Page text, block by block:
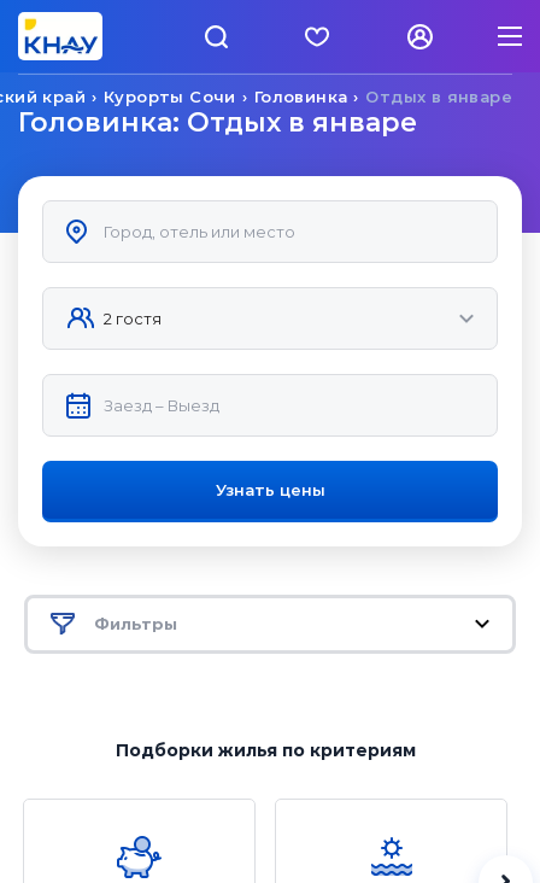
Отдых в январе
Головинка
Курорты Сочи
край
Головинка: Отдых в январе
Узнать цены
Фильтры
Подборки жильяпо критериям